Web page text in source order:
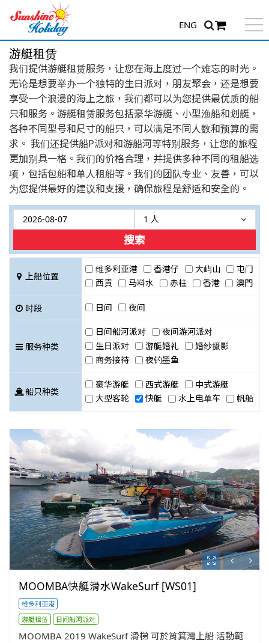
ENG
游艇租赁
我们提供游艇租赁服务，让您在海上度过一个难忘的时光。
无论是想要举办一个独特的生日派对，朋友聚会，还是想要
享受一个浪漫的海上之旅，我们都可以为您提供最优质的船
只和服务。游艇租赁服务包括豪华游艇、小型渔船和划艇，
各种不同型号和尺寸的船只，可以满足不同人数和预算的需
求。 我们还提供船P派对和游船河等特别服务，让您的旅程
更加别具一格。我们的价格合理，并提供多种不同的租船选
项，包括包船和单人租船等。我们的团队专业、友善，可以
为您提供最好的建议和支援，确保旅程是舒适和安全的。
1 人
搜索
上船位置
维多利亚港 香港仔 大屿山
屯门
西貢
马料水 赤柱 香港 澳門
时段 日间 夜间
服务种类
日间船河派对
夜间游河派对
生日派对
游艇婚礼
婚纱摄影
商务接待
夜钓墨鱼
船只种类
豪华游艇 西式游艇
中式游艇
大型客轮
快艇 水上电单车 帆船
MOOMBA快艇滑水WakeSurf [WS01]
维多利亚港
游艇租赁
日间船河派对
MOOMBA 2019 WakeSurf 滑梯 可於筲箕灣上船 活動範